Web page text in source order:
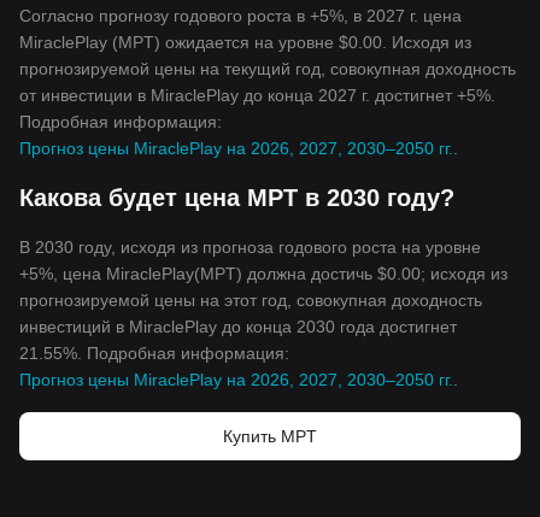
Согласно прогнозу годового роста в +5%, в 2027 г. цена
MiraclePlay (MPT) ожидается на уровне $0.00. Исходя из
прогнозируемой цены на текущий год, совокупная доходность
от инвестиции в MiraclePlay до конца 2027 г. достигнет +5%.
Подробная информация:
Прогноз цены MiraclePlay на 2026, 2027, 2030–2050 гг.
Какова будет цена MPT в 2030 году?
В 2030 году, исходя из прогноза годового роста на уровне
+5%, цена MiraclePlay(MPT) должна достичь $0.00; исходя из
прогнозируемой цены на этот год, совокупная доходность
инвестиций в MiraclePlay до конца 2030 года достигнет
21.55%. Подробная информация:
Прогноз цены MiraclePlay на 2026, 2027, 2030–2050 гг.
Купить MPT